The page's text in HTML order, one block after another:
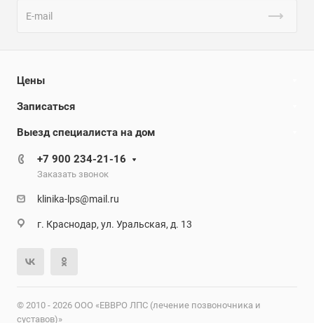
Цены
Записаться
Выезд специалиста на дом
+7 900 234-21-16
Заказать звонок
klinika-lps@mail.ru
г. Краснодар, ул. Уральская, д. 13
© 2010 - 2026 ООО «ЕВВРО ЛПС (лечение позвоночника и
суставов)»